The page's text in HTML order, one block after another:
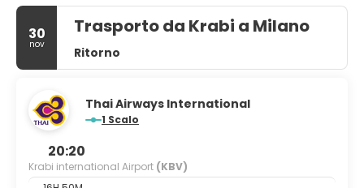
30
nov
Trasporto da Krabi a Milano
Ritorno
Thai Airways International
1 Scalo
20:20
Krabi international Airport (KBV)